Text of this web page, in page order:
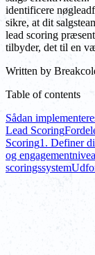
identificere
sikre, at dit
lead scoring
tilbyder, det til en
Written by
Table of contents
Sådan
Lead Scoring
Scoring1. Definer
og
scoringssystem